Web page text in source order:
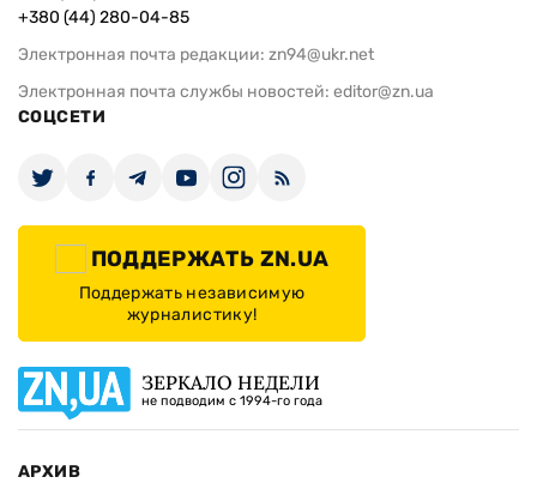
+380 (44) 280-04-85
Электронная почта редакции: zn94@ukr.net
Электронная почта службы новостей: editor@zn.ua
СОЦСЕТИ
ПОДДЕРЖАТЬ ZN.UA
Поддержать независимую
журналистику!
ЗЕРКАЛО НЕДЕЛИ
не подводим с 1994-го года
АРХИВ